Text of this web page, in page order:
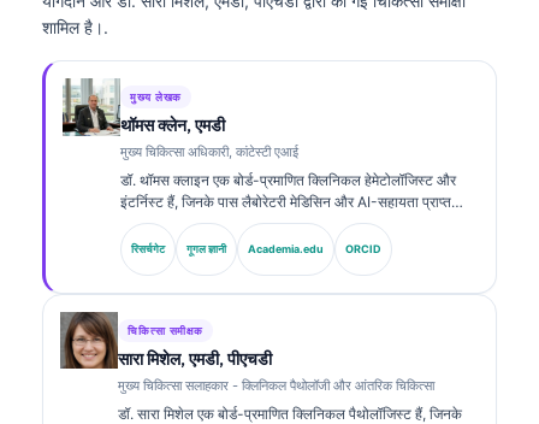
शामिल है।.
मुख्य लेखक
थॉमस क्लेन, एमडी
मुख्य चिकित्सा अधिकारी, कांटेस्टी एआई
डॉ. थॉमस क्लाइन एक बोर्ड-प्रमाणित क्लिनिकल हेमेटोलॉजिस्ट और
इंटर्निस्ट हैं, जिनके पास लैबोरेटरी मेडिसिन और AI-सहायता प्राप्त
क्लिनिकल विश्लेषण में 15 से अधिक वर्षों का अनुभव है। Kantesti AI
में मुख्य चिकित्सा अधिकारी के रूप में, वे स्वामित्व वाले न्यूरल नेटवर्क की
चिकित्सा सटीकता पर क्लिनिकल पर्यवेक्षण प्रदान करते हैं। डॉ. क्लाइन
रिसर्चगेट गूगल ज्ञानी Academia.edu ORCID
चिकित्सा समीक्षक
सारा मिशेल, एमडी, पीएचडी
मुख्य चिकित्सा सलाहकार - क्लिनिकल पैथोलॉजी और आंतरिक चिकित्सा
डॉ. सारा मिशेल एक बोर्ड-प्रमाणित क्लिनिकल पैथोलॉजिस्ट हैं, जिनके